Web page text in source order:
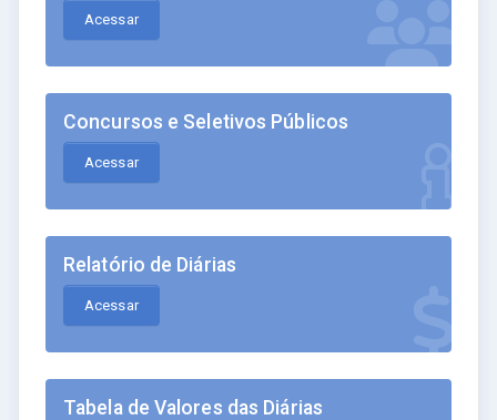
Acessar
Concursos e Seletivos Públicos
Acessar
Relatório de Diárias
Acessar
Tabela de Valores das Diárias